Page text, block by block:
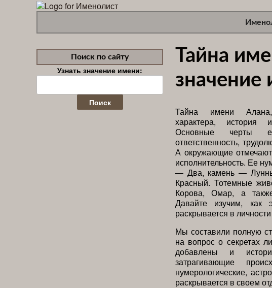
Поиск по сайту
Узнать значение имени:
Найти:
Тайна
значение
Тайна имени
характера, история
Основные черты
ответственность,
А окружающие
исполнительность. Ее
— Два, камень —
Красный. Тотемные
Корова, Омар, а
Давайте изучим, как
раскрывается в
Мы составили полную
на вопрос о секретах
добавлены и
затрагивающие
нумерологические,
раскрывается в своем